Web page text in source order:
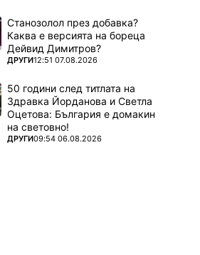
Станозолол през добавка?
Каква е версията на бореца
Дейвид Димитров?
ПОВЕЧЕ ОТ
ДРУГИ12:51 07.08.2026
50 години след титлата на
Здравка Йорданова и Светла
Оцетова: България е домакин
на световно!
ПОВЕЧЕ ОТ
ДРУГИ09:54 06.08.2026